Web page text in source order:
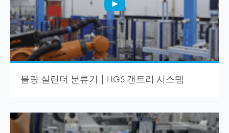
불량 실린더 분류기 | HGS 갠트리 시스템